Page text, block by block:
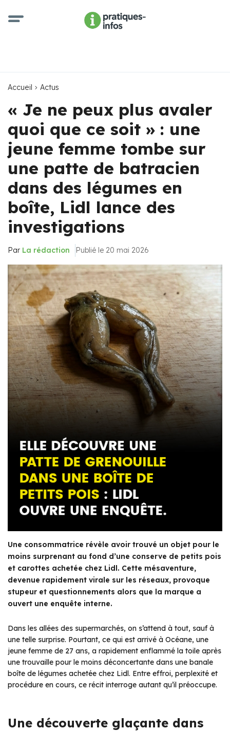
Accueil Actus
« Je ne peux plus avaler
quoi que ce soit » : une
jeune femme tombe sur
une patte de batracien
dans des légumes en
boîte, Lidl lance des
investigations
Par La rédaction Publié le 20 mai 2026
Une consommatrice révèle avoir trouvé un objet pour le
moins surprenant au fond d’une conserve de petits pois
et carottes achetée chez Lidl. Cette mésaventure,
devenue rapidement virale sur les réseaux, provoque
stupeur et questionnements alors que la marque a
ouvert une enquête interne.
Dans les allées des supermarchés, on s’attend à tout, sauf à
une telle surprise. Pourtant, ce qui est arrivé à Océane, une
jeune femme de 27 ans, a rapidement enflammé la toile après
une trouvaille pour le moins déconcertante dans une banale
boîte de légumes achetée chez Lidl. Entre effroi, perplexité et
procédure en cours, ce récit interroge autant qu’il préoccupe.
Une découverte glaçante dans